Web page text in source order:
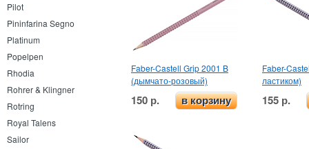
Pilot
Pininfarina Segno
Platinum
Popelpen
Rhodia
Rohrer & Klingner
Rotring
Royal Talens
Sailor
Faber-Castell Grip 2001 B
(дымчато-розовый)
150 р. в корзину
Faber-
ластиком)
155 р.